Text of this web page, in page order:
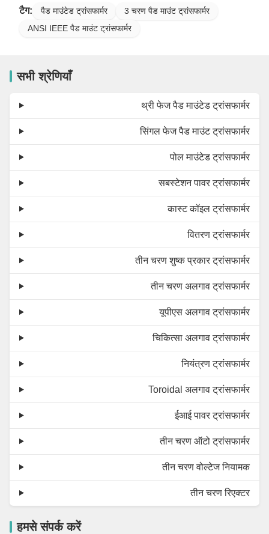
टैग: पैड माउंटेड ट्रांसफार्मर
3 चरण पैड माउंट ट्रांसफार्मर
ANSI IEEE पैड माउंट ट्रांसफार्मर
सभी श्रेणियाँ
थ्री फेज पैड माउंटेड ट्रांसफार्मर
सिंगल फेज पैड माउंट ट्रांसफार्मर
पोल माउंटेड ट्रांसफार्मर
सबस्टेशन पावर ट्रांसफार्मर
कास्ट कॉइल ट्रांसफार्मर
वितरण ट्रांसफार्मर
तीन चरण शुष्क प्रकार ट्रांसफार्मर
तीन चरण अलगाव ट्रांसफार्मर
यूपीएस अलगाव ट्रांसफार्मर
चिकित्सा अलगाव ट्रांसफार्मर
नियंत्रण ट्रांसफार्मर
Toroidal अलगाव ट्रांसफार्मर
ईआई पावर ट्रांसफार्मर
तीन चरण ऑटो ट्रांसफार्मर
तीन चरण वोल्टेज नियामक
तीन चरण रिएक्टर
हमसे संपर्क करें